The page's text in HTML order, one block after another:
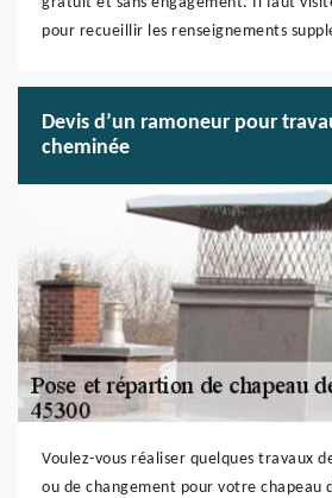
pour recueillir les renseignements
Devis d’un ramoneur pour
cheminée
Voulez-vous réaliser quelques travaux
ou de changement pour votre chapeau